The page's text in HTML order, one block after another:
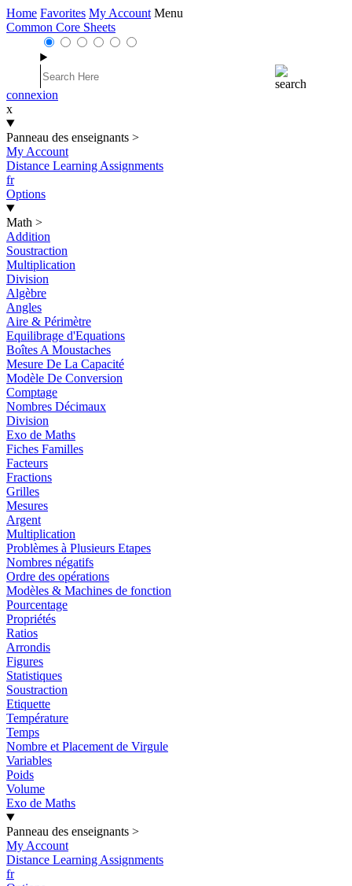
Home Favorites My Account Menu
Common Core Sheets
connexion
x
Panneau des enseignants >
My Account
Distance Learning Assignments
fr
Options
Math >
Addition
Soustraction
Multiplication
Division
Algèbre
Angles
Aire & Périmètre
Equilibrage d'Equations
Boîtes A Moustaches
Mesure De La Capacité
Modèle De Conversion
Comptage
Nombres Décimaux
Division
Exo de Maths
Fiches Familles
Facteurs
Fractions
Grilles
Mesures
Argent
Multiplication
Problèmes à Plusieurs Etapes
Nombres négatifs
Ordre des opérations
Modèles & Machines de fonction
Pourcentage
Propriétés
Ratios
Arrondis
Figures
Statistiques
Soustraction
Etiquette
Température
Temps
Nombre et Placement de Virgule
Variables
Poids
Volume
Exo de Maths
Panneau des enseignants >
My Account
Distance Learning Assignments
fr